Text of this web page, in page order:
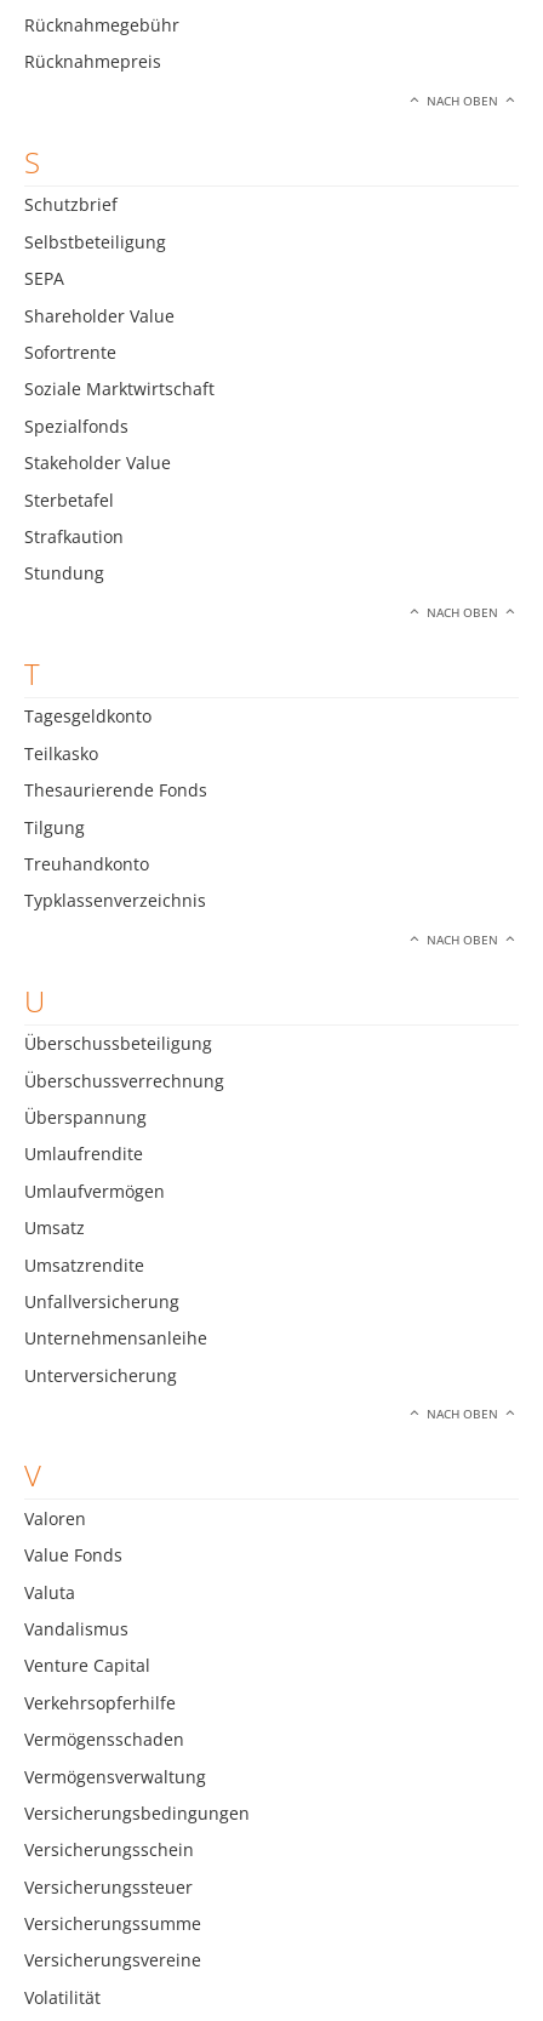
Rücknahmegebühr
Rücknahmepreis
NACH OBEN
S
Schutzbrief
Selbstbeteiligung
SEPA
Shareholder Value
Sofortrente
Soziale Marktwirtschaft
Spezialfonds
Stakeholder Value
Sterbetafel
Strafkaution
Stundung
NACH OBEN
T
Tagesgeldkonto
Teilkasko
Thesaurierende Fonds
Tilgung
Treuhandkonto
Typklassenverzeichnis
NACH OBEN
U
Überschussbeteiligung
Überschussverrechnung
Überspannung
Umlaufrendite
Umlaufvermögen
Umsatz
Umsatzrendite
Unfallversicherung
Unternehmensanleihe
Unterversicherung
NACH OBEN
V
Valoren
Value Fonds
Valuta
Vandalismus
Venture Capital
Verkehrsopferhilfe
Vermögensschaden
Vermögensverwaltung
Versicherungsbedingungen
Versicherungsschein
Versicherungssteuer
Versicherungssumme
Versicherungsvereine
Volatilität